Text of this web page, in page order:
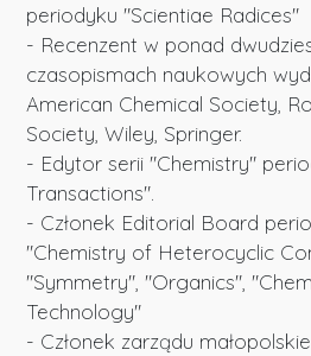
periodyku "Scientiae Radices"
- Recenzent w ponad
czasopismach naukowych
American Chemical Society,
Society, Wiley, Springer.
- Edytor serii "Chemistry"
Transactions".
- Członek Editorial Board
"Chemistry of Heterocyclic
"Symmetry", "Organics",
Technology"
- Członek zarządu